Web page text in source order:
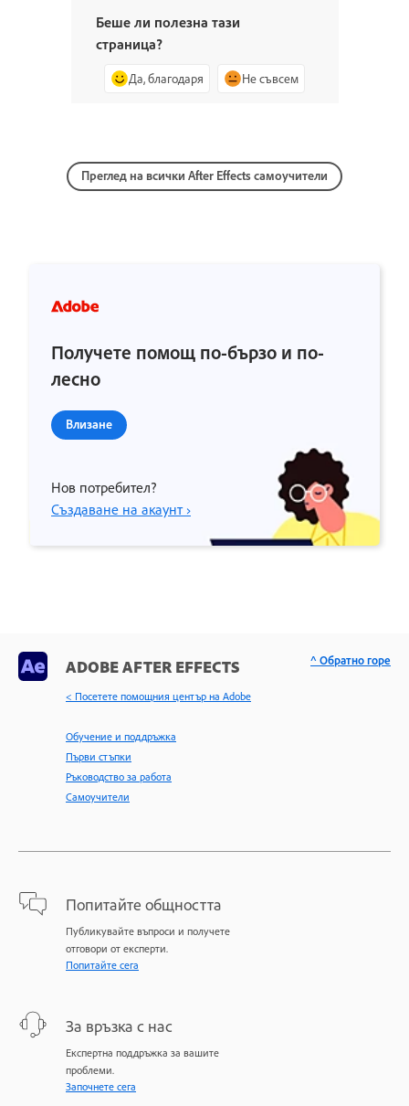
Беше ли полезна тази
страница?
Да, благодаря Не съвсем
Преглед на всички After Effects самоучители
Получете помощ по-бързо и по-
лесно
Влизане
Нов потребител?
Създаване на акаунт ›
ADOBE AFTER EFFECTS
< Посетете помощния център на Adobe
Обучение и поддръжка
Първи стъпки
Ръководство за работа
Самоучители
Попитайте общността
Публикувайте въпроси и получете
отговори от експерти.
Попитайте сега
За връзка с нас
Експертна поддръжка за вашите
проблеми.
Започнете сега
^ Обратно горе